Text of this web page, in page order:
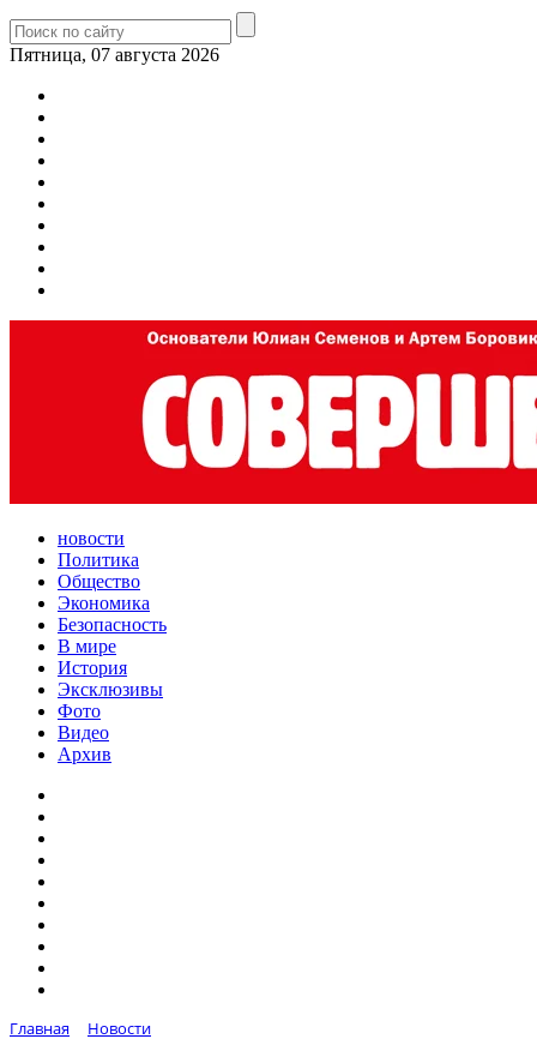
Пятница, 07 августа 2026
новости
Политика
Общество
Экономика
Безопасность
В мире
История
Эксклюзивы
Фото
Видео
Архив
Главная
Новости